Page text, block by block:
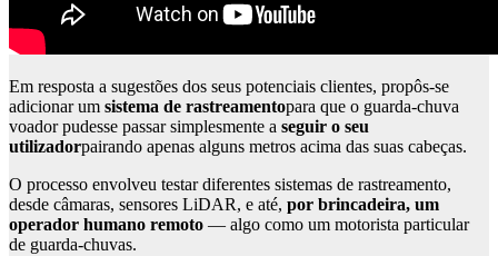
Em resposta a sugestões dos seus potenciais clientes, propôs-se
adicionar um sistema de rastreamentopara que o guarda-chuva
voador pudesse passar simplesmente a seguir o seu
utilizadorpairando apenas alguns metros acima das suas cabeças.
O processo envolveu testar diferentes sistemas de rastreamento,
desde câmaras, sensores LiDAR, e até, por brincadeira, um
operador humano remoto — algo como um motorista particular
de guarda-chuvas.